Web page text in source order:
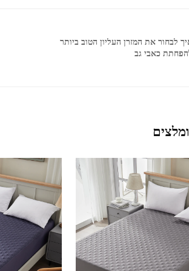
לבחור את המזרן העליון הטוב ביותר
כאבי גב